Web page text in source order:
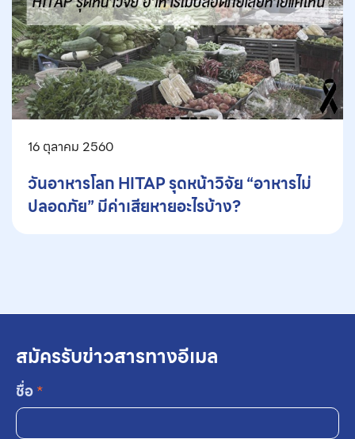
16 ตุลาคม 2560
วันอาหารโลก HITAP รุดหน้าวิจัย “อาหารไม่
ปลอดภัย” มีค่าเสียหายอะไรบ้าง?
สมัครรับข่าวสารทางอีเมล
ชื่อ*